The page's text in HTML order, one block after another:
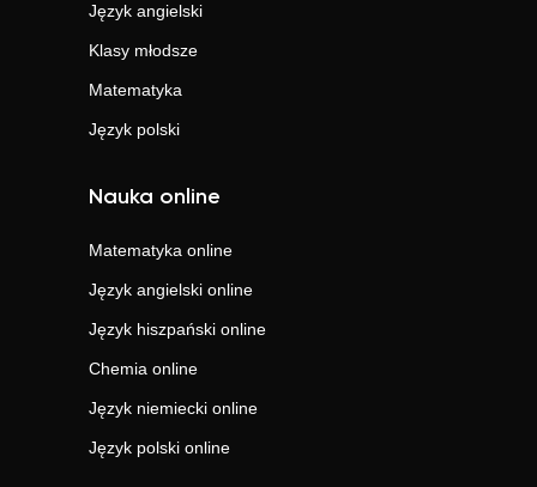
Język angielski
Klasy młodsze
Matematyka
Język polski
Nauka online
Matematyka online
Język angielski online
Język hiszpański online
Chemia online
Język niemiecki online
Język polski online